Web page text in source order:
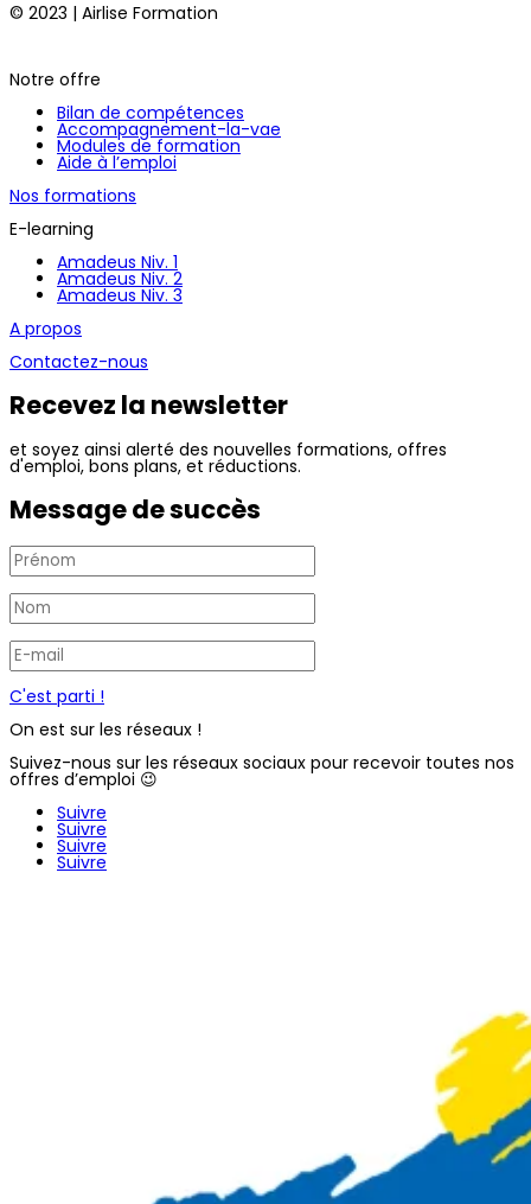
© 2023 | Airlise Formation
Notre offre
Bilan de compétences
Accompagnement-la-vae
Modules de formation
Aide à l’emploi
Nos formations
E-learning
Amadeus Niv. 1
Amadeus Niv. 2
Amadeus Niv. 3
A propos
Contactez-nous
Recevez la newsletter
et soyez ainsi alerté des nouvelles formations, offres
d'emploi, bons plans, et réductions.
Message de succès
C'est parti !
On est sur les réseaux !
Suivez-nous sur les réseaux sociaux pour recevoir toutes nos
offres d’emploi 😉
Suivre
Suivre
Suivre
Suivre